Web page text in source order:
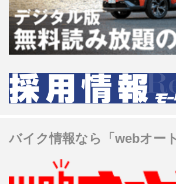
バイク情報なら「webオー